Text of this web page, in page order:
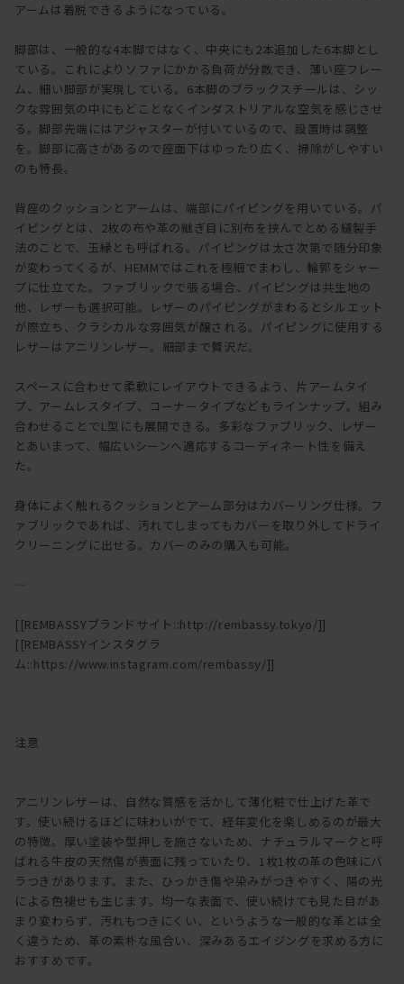
アームは着脱できるようになっている。
脚部は、一般的な4本脚ではなく、中央にも2本追加した6本脚とし
ている。これによりソファにかかる負荷が分散でき、薄い座フレー
ム、細い脚部が実現している。6本脚のブラックスチールは、シッ
クな雰囲気の中にもどことなくインダストリアルな空気を感じさせ
る。脚部先端にはアジャスターが付いているので、設置時は調整
を。脚部に高さがあるので座面下はゆったり広く、掃除がしやすい
のも特長。
背座のクッションとアームは、端部にパイピングを用いている。パ
イピングとは、2枚の布や革の継ぎ目に別布を挟んでとめる縫製手
法のことで、玉縁とも呼ばれる。パイピングは太さ次第で随分印象
が変わってくるが、HEMMではこれを極細でまわし、輪郭をシャー
プに仕立てた。ファブリックで張る場合、パイピングは共生地の
他、レザーも選択可能。レザーのパイピングがまわるとシルエット
が際立ち、クラシカルな雰囲気が醸される。パイピングに使用する
レザーはアニリンレザー。細部まで贅沢だ。
スペースに合わせて柔軟にレイアウトできるよう、片アームタイ
プ、アームレスタイプ、コーナータイプなどもラインナップ。組み
合わせることでL型にも展開できる。多彩なファブリック、レザー
とあいまって、幅広いシーンへ適応するコーディネート性を備え
た。
身体によく触れるクッションとアーム部分はカバーリング仕様。フ
ァブリックであれば、汚れてしまってもカバーを取り外してドライ
クリーニングに出せる。カバーのみの購入も可能。
[[REMBASSYブランドサイト::http://rembassy.tokyo/]]
[[REMBASSYインスタグラ
ム::https://www.instagram.com/rembassy/]]
注意
アニリンレザーは、自然な質感を活かして薄化粧で仕上げた革で
す。使い続けるほどに味わいがでて、経年変化を楽しめるのが最大
の特徴。厚い塗装や型押しを施さないため、ナチュラルマークと呼
ばれる牛皮の天然傷が表面に残っていたり、1枚1枚の革の色味にバ
ラつきがあります。また、ひっかき傷や染みがつきやすく、陽の光
による色褪せも生じます。均一な表面で、使い続けても見た目があ
まり変わらず、汚れもつきにくい、というような一般的な革とは全
く違うため、革の素朴な風合い、深みあるエイジングを求める方に
おすすめです。